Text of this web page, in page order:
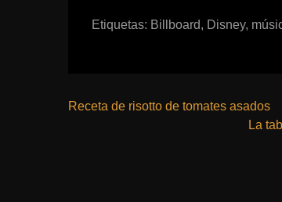
Etiquetas: Billboard, Disney,
Receta de risotto de tomates asados
La